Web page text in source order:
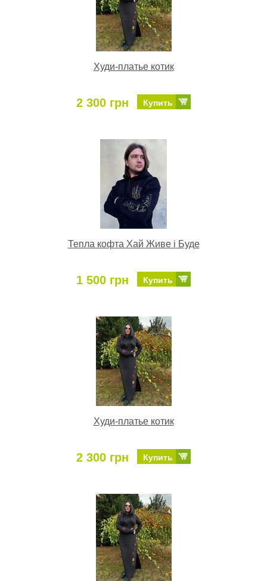
Худи-платье котик
2 300 грн Купить
Тепла кофта Хай Живе і Буде
1 500 грн Купить
Худи-платье котик
2 300 грн Купить